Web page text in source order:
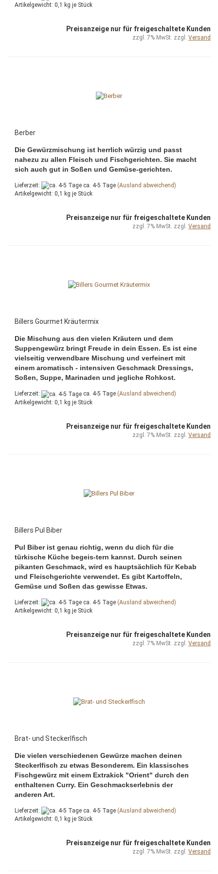
Artikelgewicht: 0,1 kg je Stück
Preisanzeige nur für freigeschaltete Kunden
zzgl. 7% MwSt. zzgl. Versand
Berber
Die Gewürzmischung ist herrlich würzig und passt
nahezu zu allen Fleisch und Fischgerichten. Sie macht
sich auch gut in Soßen und Gemüse-gerichten.
Lieferzeit: ca. 4-5 Tage (Ausland abweichend)
Artikelgewicht: 0,1 kg je Stück
Preisanzeige nur für freigeschaltete Kunden
zzgl. 7% MwSt. zzgl. Versand
Billers Gourmet Kräutermix
Die Mischung aus den vielen Kräutern und dem
Suppengewürz bringt Freude in dein Essen. Es ist eine
vielseitig verwendbare Mischung und verfeinert mit
einem aromatisch - intensiven Geschmack Dressings,
Soßen, Suppe, Marinaden und jegliche Rohkost.
Lieferzeit: ca. 4-5 Tage (Ausland abweichend)
Artikelgewicht: 0,1 kg je Stück
Preisanzeige nur für freigeschaltete Kunden
zzgl. 7% MwSt. zzgl. Versand
Billers Pul Biber
Pul Biber ist genau richtig, wenn du dich für die
türkische Küche begeis-tern kannst. Durch seinen
pikanten Geschmack, wird es hauptsächlich für Kebab
und Fleischgerichte verwendet. Es gibt Kartoffeln,
Gemüse und Soßen das gewisse Etwas.
Lieferzeit: ca. 4-5 Tage (Ausland abweichend)
Artikelgewicht: 0,1 kg je Stück
Preisanzeige nur für freigeschaltete Kunden
zzgl. 7% MwSt. zzgl. Versand
Brat- und Steckerlfisch
Die vielen verschiedenen Gewürze machen deinen
Steckerlfisch zu etwas Besonderem. Ein klassisches
Fischgewürz mit einem Extrakick "Orient" durch den
enthaltenen Curry. Ein Geschmackserlebnis der
anderen Art.
Lieferzeit: ca. 4-5 Tage (Ausland abweichend)
Artikelgewicht: 0,1 kg je Stück
Preisanzeige nur für freigeschaltete Kunden
zzgl. 7% MwSt. zzgl. Versand